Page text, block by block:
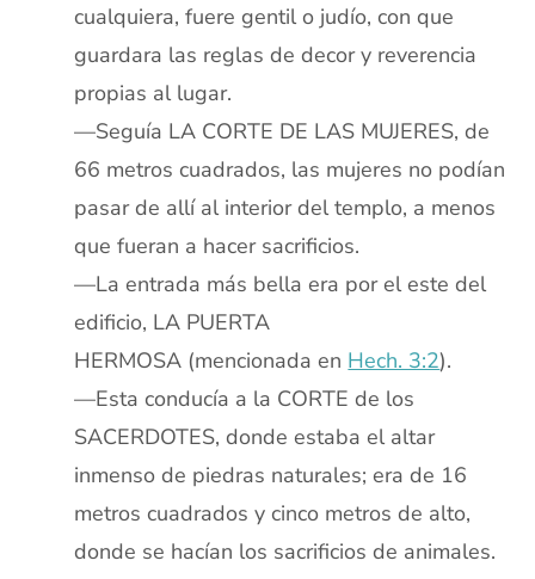
cualquiera, fuere gentil o judío, con que
guardara las reglas de decor y reverencia
propias al lugar.
—Seguía LA CORTE DE LAS MUJERES, de
66 metros cuadrados, las mujeres no podían
pasar de allí al interior del templo, a menos
que fueran a hacer sacrificios.
—La entrada más bella era por el este del
edificio, LA PUERTA
HERMOSA (mencionada en Hech. 3:2).
—Esta conducía a la CORTE de los
SACERDOTES, donde estaba el altar
inmenso de piedras naturales; era de 16
metros cuadrados y cinco metros de alto,
donde se hacían los sacrificios de animales.